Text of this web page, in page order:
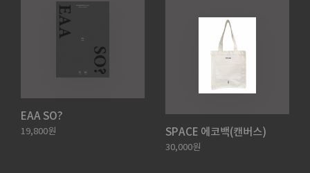
EAA SO?
19,800원 SPACE 에코백(캔버스)
30,000원